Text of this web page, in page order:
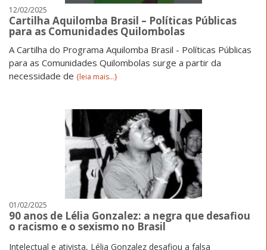
12/02/2025
Cartilha Aquilomba Brasil – Políticas Públicas
para as Comunidades Quilombolas
A Cartilha do Programa Aquilomba Brasil - Políticas Públicas
para as Comunidades Quilombolas surge a partir da
necessidade de {leia mais...}
01/02/2025
90 anos de Lélia Gonzalez: a negra que desafiou
o racismo e o sexismo no Brasil
Intelectual e ativista, Lélia Gonzalez desafiou a falsa